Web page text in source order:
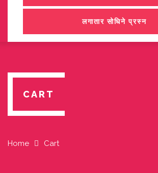
लगातार सोधिने प्रस्न
CART
Home Cart